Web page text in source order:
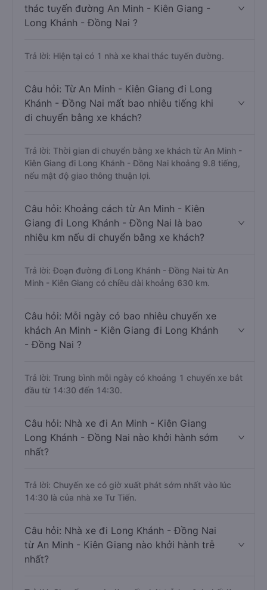
thác tuyến đường An Minh - Kiên Giang -
Long Khánh - Đồng Nai ?
Trả lời: Hiện tại có 1 nhà xe khai thác tuyến đường.
Câu hỏi: Từ An Minh - Kiên Giang đi Long
Khánh - Đồng Nai mất bao nhiêu tiếng khi
di chuyển bằng xe khách?
Trả lời: Thời gian di chuyển bằng xe khách từ An Minh -
Kiên Giang đi Long Khánh - Đồng Nai khoảng 9.8 tiếng,
nếu mật độ giao thông thuận lợi.
Câu hỏi: Khoảng cách từ An Minh - Kiên
Giang đi Long Khánh - Đồng Nai là bao
nhiêu km nếu di chuyển bằng xe khách?
Trả lời: Đoạn đường đi Long Khánh - Đồng Nai từ An
Minh - Kiên Giang có chiều dài khoảng 630 km.
Câu hỏi: Mỗi ngày có bao nhiêu chuyến xe
khách An Minh - Kiên Giang đi Long Khánh
- Đồng Nai ?
Trả lời: Trung bình mỗi ngày có khoảng 1 chuyến xe bắt
đầu từ 14:30 đến 14:30.
Câu hỏi: Nhà xe đi An Minh - Kiên Giang
Long Khánh - Đồng Nai nào khởi hành sớm
nhất?
Trả lời: Chuyến xe có giờ xuất phát sớm nhất vào lúc
14:30 là của nhà xe Tư Tiến.
Câu hỏi: Nhà xe đi Long Khánh - Đồng Nai
từ An Minh - Kiên Giang nào khởi hành trễ
nhất?